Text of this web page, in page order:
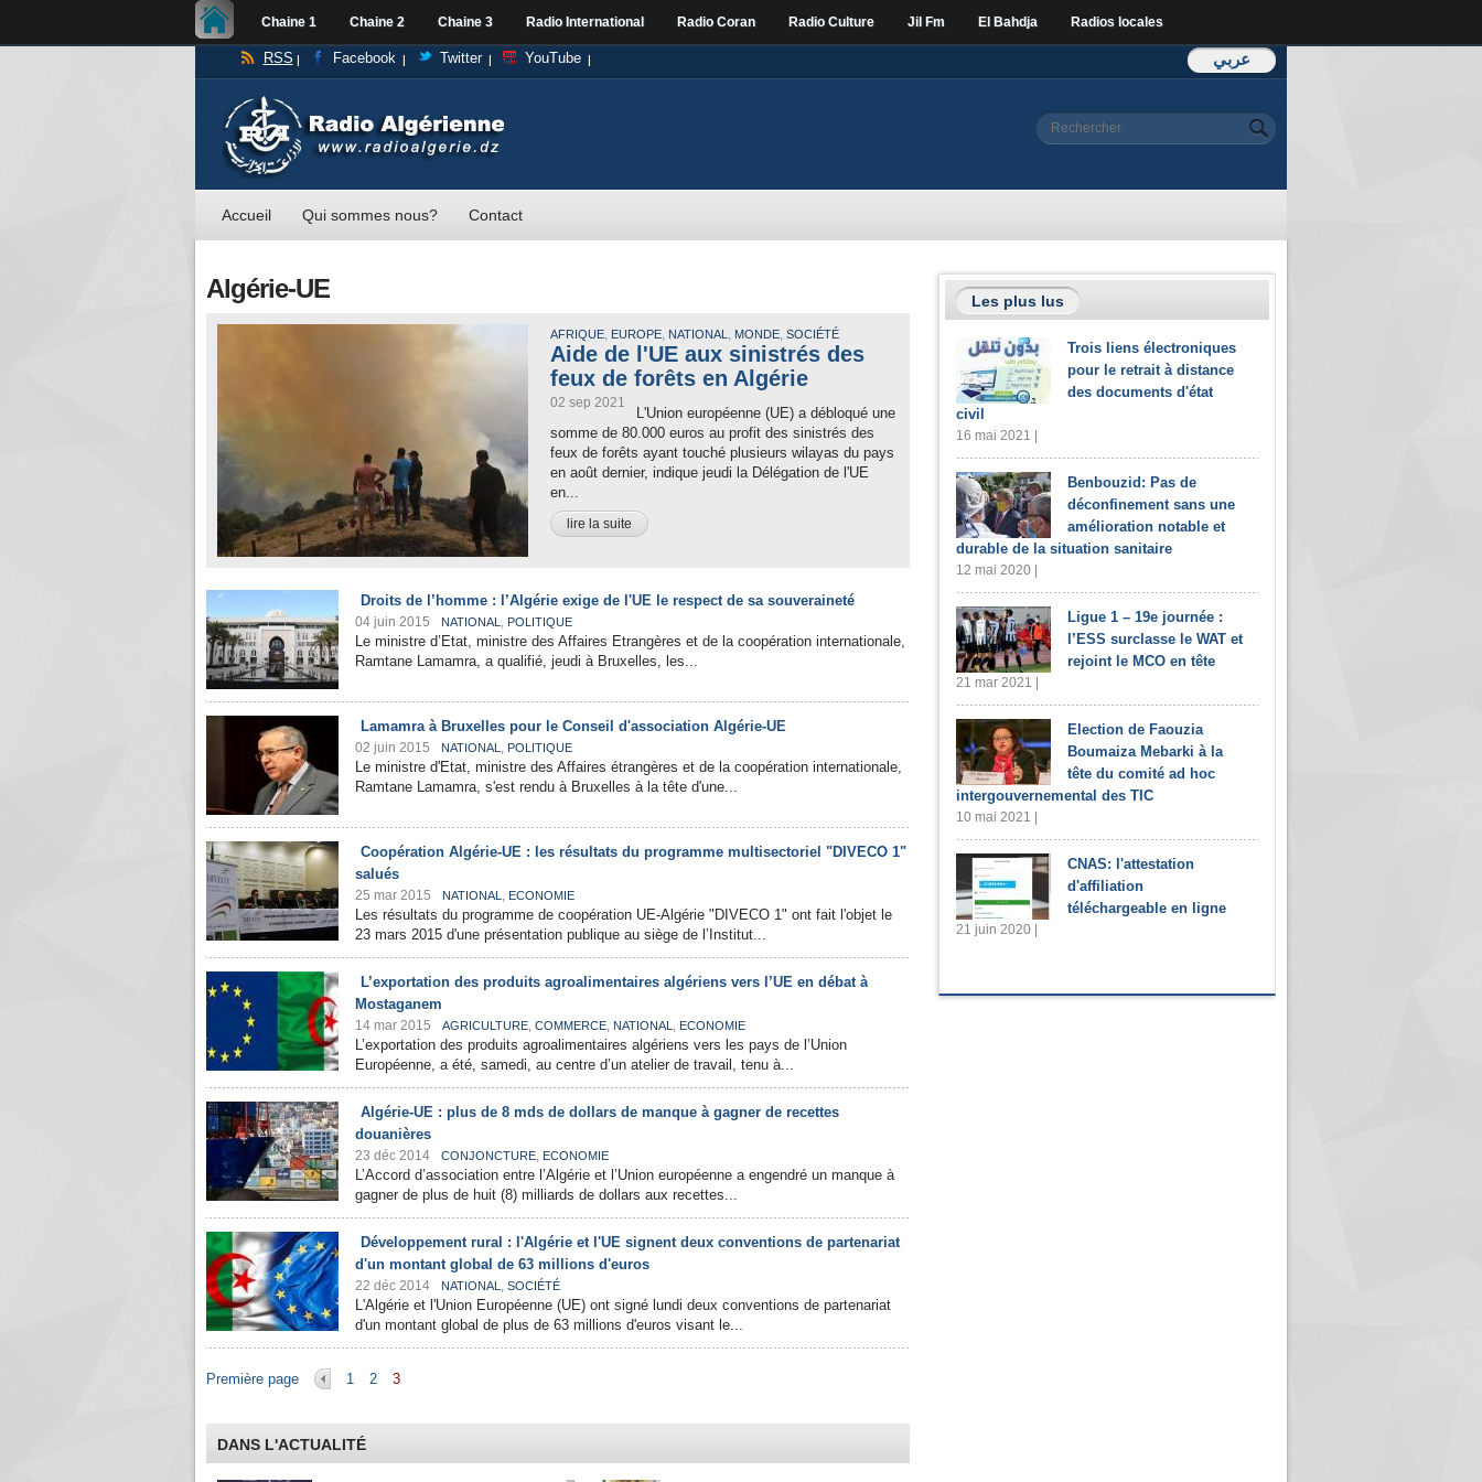
Chaine 1 Chaine 2 Chaine 3 Radio International Radio Coran Radio Culture Jil Fm El Bahdja Radios locales
عربي RSS Facebook Twitter YouTube
Formulaire de
Rechercher
Accueil Qui sommes nous? Contact
Algérie-UE
AFRIQUE, EUROPE, NATIONAL , MONDE, SOCIÉTÉ
Aide de l'UE aux sinistrés des
feux de forêts en Algérie
02 sep 2021
L'Union européenne (UE) a débloqué une
somme de 80.000 euros au profit des sinistrés des
feux de forêts ayant touché plusieurs wilayas du pays
en août dernier, indique jeudi la Délégation de l'UE
en...
lire la suite
Droits de l’homme : l’Algérie exige de l'UE le respect de sa souveraineté
04 juin 2015 NATIONAL , POLITIQUE
Le ministre d’Etat, ministre des Affaires Etrangères et de la coopération internationale,
Ramtane Lamamra, a qualifié, jeudi à Bruxelles, les...
Lamamra à Bruxelles pour le Conseil d'association Algérie-UE
02 juin 2015 NATIONAL , POLITIQUE
Le ministre d'Etat, ministre des Affaires étrangères et de la coopération internationale,
Ramtane Lamamra, s'est rendu à Bruxelles à la tête d'une...
Coopération Algérie-UE : les résultats du programme multisectoriel "DIVECO 1"
salués
25 mar 2015 NATIONAL , ECONOMIE
Les résultats du programme de coopération UE-Algérie "DIVECO 1" ont fait l'objet le
23 mars 2015 d'une présentation publique au siège de l’Institut...
L’exportation des produits agroalimentaires algériens vers l’UE en débat à
Mostaganem
14 mar 2015 AGRICULTURE, COMMERCE, NATIONAL , ECONOMIE
L’exportation des produits agroalimentaires algériens vers les pays de l’Union
Européenne, a été, samedi, au centre d’un atelier de travail, tenu à...
Algérie-UE : plus de 8 mds de dollars de manque à gagner de recettes
douanières
23 déc 2014 CONJONCTURE, ECONOMIE
L’Accord d’association entre l’Algérie et l’Union européenne a engendré un manque à
gagner de plus de huit (8) milliards de dollars aux recettes...
Développement rural : l'Algérie et l'UE signent deux conventions de partenariat
d'un montant global de 63 millions d'euros
22 déc 2014 NATIONAL , SOCIÉTÉ
L'Algérie et l'Union Européenne (UE) ont signé lundi deux conventions de partenariat
d'un montant global de plus de 63 millions d'euros visant le...
Pages
Première page 1 2 3
DANS L'ACTUALITÉ
Les plus lus
Trois liens électroniques
pour le retrait à distance
des documents d'état
civil
16 mai 2021 |
Benbouzid: Pas de
déconfinement sans une
amélioration notable et
durable de la situation sanitaire
12 mai 2020 |
Ligue 1 – 19e journée :
l’ESS surclasse le WAT et
rejoint le MCO en tête
21 mar 2021 |
Election de Faouzia
Boumaiza Mebarki à la
tête du comité ad hoc
intergouvernemental des TIC
10 mai 2021 |
CNAS: l'attestation
d'affiliation
téléchargeable en ligne
21 juin 2020 |